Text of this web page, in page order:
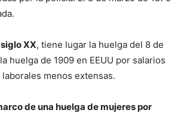
XX, tiene lugar la huelga del 8 de
huelga de 1909 en EEUU por salarios
menos extensas.
de una huelga de mujeres por